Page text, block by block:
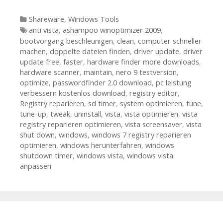
Kategorien
Shareware, Windows Tools
Tags
anti vista, ashampoo winoptimizer 2009,
bootvorgang beschleunigen, clean, computer schneller
machen, doppelte dateien finden, driver update, driver
update free, faster, hardware finder more downloads,
hardware scanner, maintain, nero 9 testversion,
optimize, passwordfinder 2.0 download, pc leistung
verbessern kostenlos download, registry editor,
Registry reparieren, sd timer, system optimieren, tune,
tune-up, tweak, uninstall, vista, vista optimieren, vista
registry reparieren optimieren, vista screensaver, vista
shut down, windows, windows 7 registry reparieren
optimieren, windows herunterfahren, windows
shutdown timer, windows vista, windows vista
anpassen